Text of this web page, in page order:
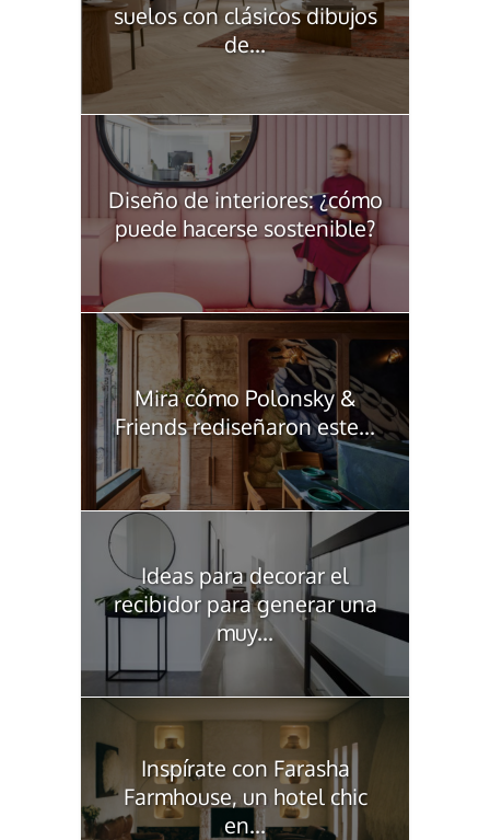
suelos con clásicos dibujos
de...
Diseño de interiores: ¿cómo
puede hacerse sostenible?
Mira cómo Polonsky &
Friends rediseñaron este...
Ideas para decorar el
recibidor para generar una
muy...
Inspírate con Farasha
Farmhouse, un hotel chic
en...